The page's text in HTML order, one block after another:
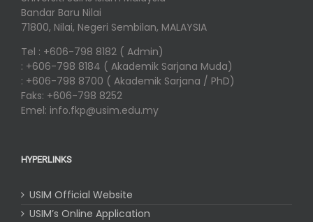
Bandar Baru Nilai
71800, Nilai, Negeri Sembilan, MALAYSIA
Tel : +606-798 8182 ( Admin)
: +606-798 8184 ( Akademik Sarjana Muda)
: +606-798 8700 ( Akademik Sarjana / PhD)
Faks: +606-798 8252
Emel: info.fkp@usim.edu.my
HYPERLINKS
USIM Official Website
USIM’s Online Application